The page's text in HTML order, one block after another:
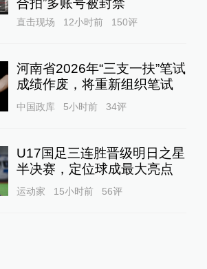
直击现场 12小时前 150评
河南省2026年“三支一扶”笔试
成绩作废，将重新组织笔试
中国政库 5小时前 34评
U17国足三连胜晋级明日之星
半决赛，定位球成最大亮点
运动家 15小时前 56评